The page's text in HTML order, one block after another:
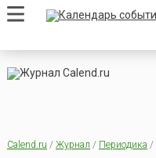
Calend.ru / Журнал / Периодика /